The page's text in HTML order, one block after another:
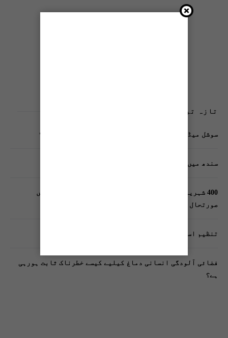
تازہ ترین پوسٹس
سوشل میڈیا پر وکڑی پوسٹ ڈیجیٹل شناخت کیلیے خطرہ؟
سندھ میں گاڑیوں کی انشورنس لازمی قرار
400 شہریوں کیلئے ایک پولیس اہلکار لازمی، کراچی میں
صورتحال کیا ہے؟
تنظیم اسلامی کے زیرِ اہتمام ملک گیر آگاہی مہم!
فضائی آلودگی انسانی دماغ کیلیے کیسے خطرناک ثابت ہورہی
ہے؟